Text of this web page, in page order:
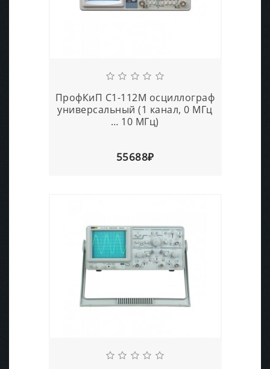
ПрофКиП С1-112М осциллограф
универсальный (1 канал, 0 МГц
… 10 МГц)
55688₽